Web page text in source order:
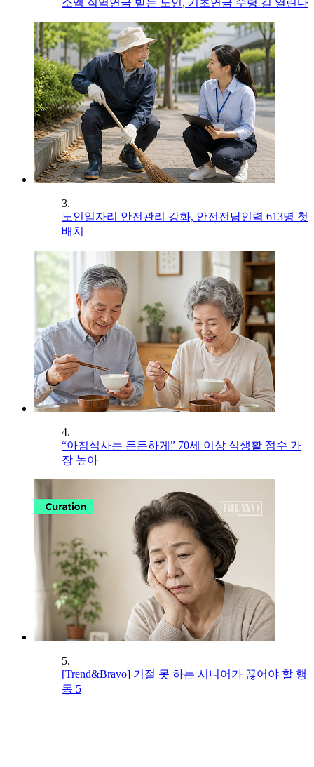
소액 직역연금 받는 노인, 기초연금 수령 길 열린다
3.
노인일자리 안전관리 강화, 안전전담인력 613명 첫
배치
4.
“아침식사는 든든하게” 70세 이상 식생활 점수 가
장 높아
5.
[Trend&Bravo] 거절 못 하는 시니어가 끊어야 할 행
동 5